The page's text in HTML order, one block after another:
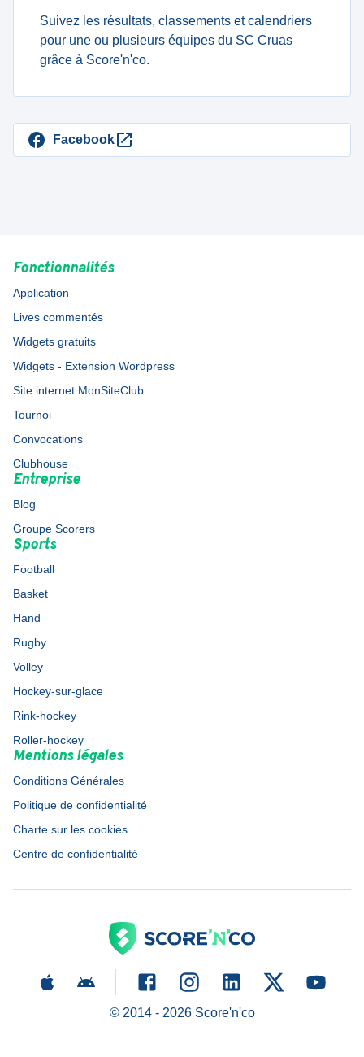
Suivez les résultats, classements et calendriers
pour une ou plusieurs équipes du SC Cruas
grâce à Score'n'co.
Facebook
Fonctionnalités
Application
Lives commentés
Widgets gratuits
Widgets - Extension Wordpress
Site internet MonSiteClub
Tournoi
Convocations
Clubhouse
Entreprise
Blog
Groupe Scorers
Sports
Football
Basket
Hand
Rugby
Volley
Hockey-sur-glace
Rink-hockey
Roller-hockey
Mentions légales
Conditions Générales
Politique de confidentialité
Charte sur les cookies
Centre de confidentialité
© 2014 - 2026Score'n'co